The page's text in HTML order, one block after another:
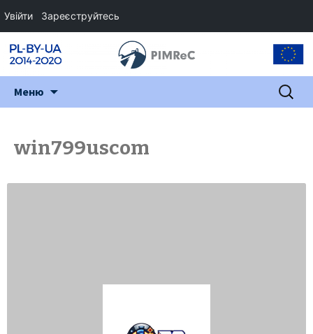
Меню Пошук:
win799uscom
Увійти Зареєструйтесь